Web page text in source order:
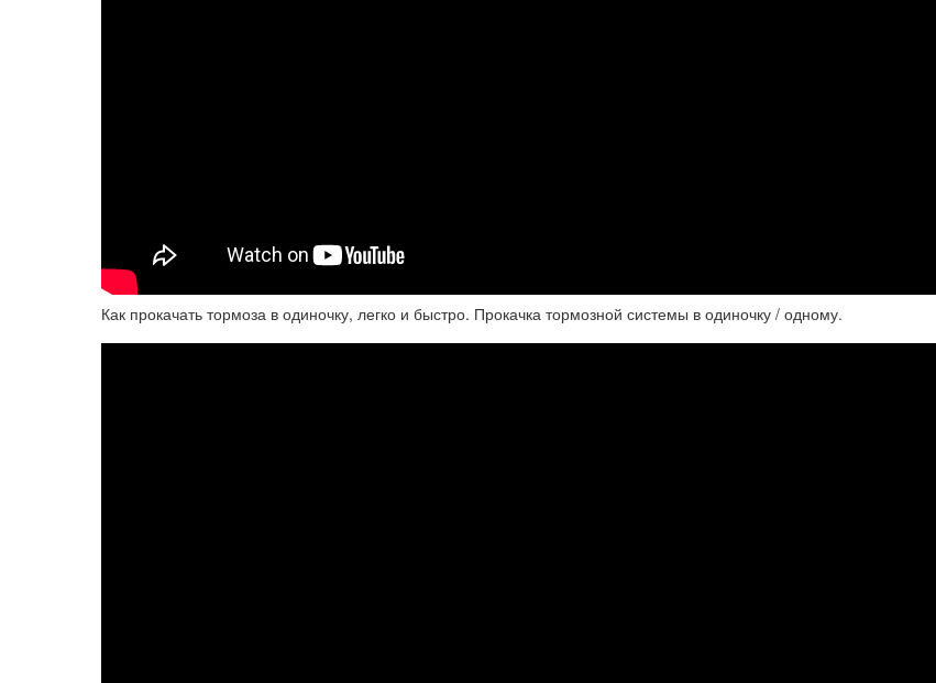
Как прокачать тормоза в одиночку, легко и быстро. Прокачка тормозной системы в одиночку / одному.